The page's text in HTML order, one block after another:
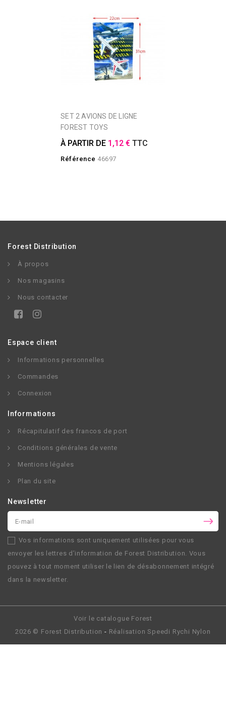
SET 2 AVIONS DE LIGNE
FOREST TOYS
À PARTIR DE 1,12 € TTC
Référence 46697
Forest Distribution
À propos
Nos magasins
Nous contacter
Espace client
Informations personnelles
Commandes
Connexion
Informations
Récapitulatif des francos de port
Conditions générales de vente
Mentions légales
Plan du site
Newsletter
Vos informations sont uniquement utilisées pour vous
envoyer les lettres d’information de Forest Distribution. Vous
pouvez à tout moment utiliser le lien de désabonnement intégré
dans la newsletter.
Voir le catalogue Forest
2026 © Forest Distribution - RéalisationSpeedi Rychi Nylon